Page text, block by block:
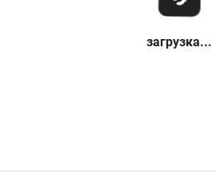
загрузка...